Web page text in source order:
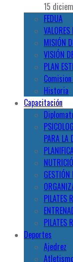
15
FEDUA
VALORES
MISIÓN
VISIÓN
PLAN
Historia
Capacitación
PARA LA
GESTIÓN
PILATES
PILATES
Deportes
Ajedrez